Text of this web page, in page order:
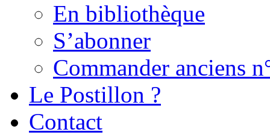
En bibliothèque
S’abonner
Commander anciens
Le Postillon ?
Contact